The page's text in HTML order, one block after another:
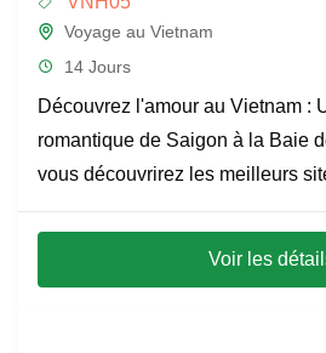
Voyage au Vietnam
14 Jours
Découvrez l'amour au Vietnam :
romantique de Saigon à la Baie
vous découvrirez les meilleurs
Voir les